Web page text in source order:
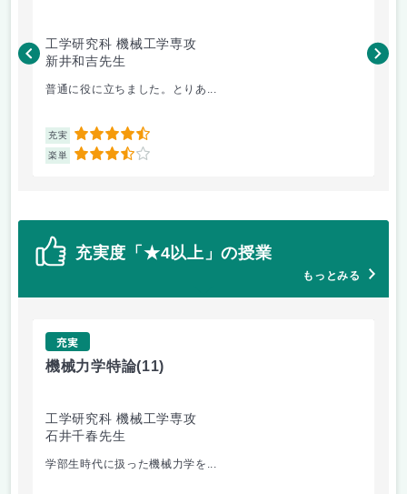
工学研究科 機械工学専攻
新井和吉先生
普通に役に立ちました。とりあ...
充実 4.5
楽単 3.5
福
充実度「★4以上」の授業
もっとみる
充実
機械力学特論(11)
工学研究科 機械工学専攻
石井千春先生
学部生時代に扱った機械力学を...